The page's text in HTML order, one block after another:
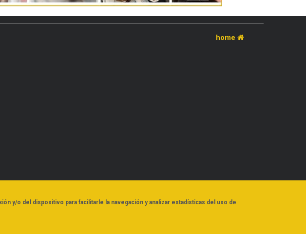
home
y/o del dispositivo para facilitarle la navegación y analizar estadísticas del uso de